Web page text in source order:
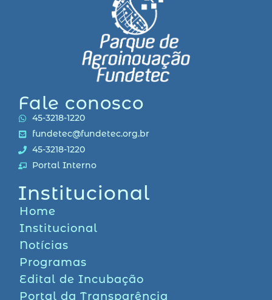
Fale conosco
45-3218-1220
fundetec@fundetec.org.br
45-3218-1220
Portal Interno
Institucional
Home
Institucional
Notícias
Programas
Edital de Incubação
Portal da Transparência